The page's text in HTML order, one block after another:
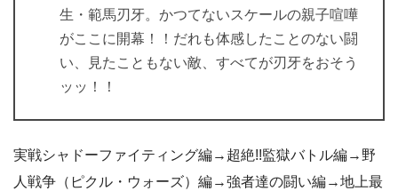
生・範馬刃牙。かつてないスケールの親子喧嘩
がここに開幕！！だれも体感したことのない闘
い、見たこともない敵、すべてが刃牙をおそう
ッッ！！
実戦シャドーファイティング編→超絶!!監獄バトル編→野
人戦争（ピクル・ウォーズ）編→強者達の闘い編→地上最